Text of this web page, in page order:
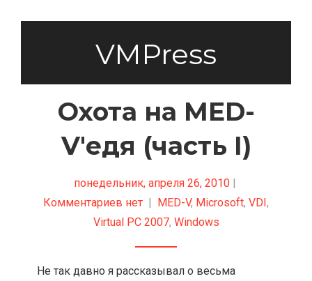
VMPress
Охота на MED-
V'едя (часть I)
понедельник, апреля 26, 2010|
Комментариев нет | MED-V, Microsoft, VDI,
Virtual PC 2007, Windows
Не так давно я рассказывал о весьма